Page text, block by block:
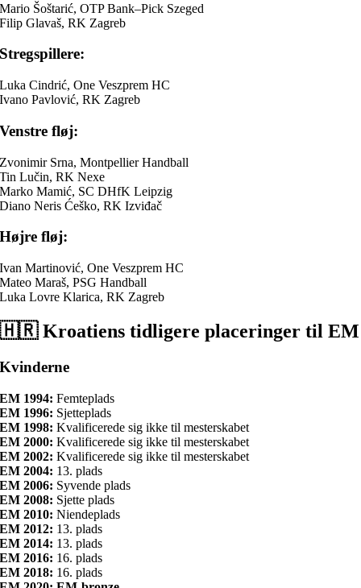
Mario Šoštarić, OTP Bank–Pick Szeged
Filip Glavaš, RK Zagreb
Stregspillere:
Luka Cindrić, One Veszprem HC
Ivano Pavlović, RK Zagreb
Venstre fløj:
Zvonimir Srna, Montpellier Handball
Tin Lučin, RK Nexe
Marko Mamić, SC DHfK Leipzig
Diano Neris Ćeško, RK Izviđač
Højre fløj:
Ivan Martinović, One Veszprem HC
Mateo Maraš, PSG Handball
Luka Lovre Klarica, RK Zagreb
🇭🇷 Kroatiens tidligere placeringer til EM
Kvinderne
EM 1994: Femteplads
EM 1996: Sjetteplads
EM 1998: Kvalificerede sig ikke til mesterskabet
EM 2000: Kvalificerede sig ikke til mesterskabet
EM 2002: Kvalificerede sig ikke til mesterskabet
EM 2004: 13. plads
EM 2006: Syvende plads
EM 2008: Sjette plads
EM 2010: Niendeplads
EM 2012: 13. plads
EM 2014: 13. plads
EM 2016: 16. plads
EM 2018: 16. plads